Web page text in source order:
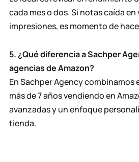
cada mes o dos. Si notas caída en
impresiones, es momento de
5. ¿Qué diferencia a Sachper
agencias de Amazon?
En Sachper Agency combinamos
más de 7 años vendiendo en
avanzadas y un enfoque
tienda.